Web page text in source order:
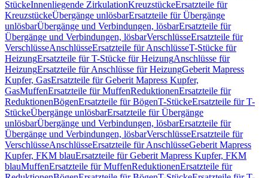
StückeInnenliegende ZirkulationKreuzstückeErsatzteile für
KreuzstückeÜbergänge unlösbarErsatzteile für Übergänge
unlösbarÜbergänge und Verbindungen, lösbarErsatzteile für
Übergänge und Verbindungen, lösbarVerschlüsseErsatzteile für
VerschlüsseAnschlüsseErsatzteile für AnschlüsseT-Stücke für
HeizungErsatzteile für T-Stücke für HeizungAnschlüsse für
HeizungErsatzteile für Anschlüsse für HeizungGeberit Mapress
Kupfer, GasErsatzteile für Geberit Mapress Kupfer,
GasMuffenErsatzteile für MuffenReduktionenErsatzteile für
ReduktionenBögenErsatzteile für BögenT-StückeErsatzteile für T-
StückeÜbergänge unlösbarErsatzteile für Übergänge
unlösbarÜbergänge und Verbindungen, lösbarErsatzteile für
Übergänge und Verbindungen, lösbarVerschlüsseErsatzteile für
VerschlüsseAnschlüsseErsatzteile für AnschlüsseGeberit Mapress
Kupfer, FKM blauErsatzteile für Geberit Mapress Kupfer, FKM
blauMuffenErsatzteile für MuffenReduktionenErsatzteile für